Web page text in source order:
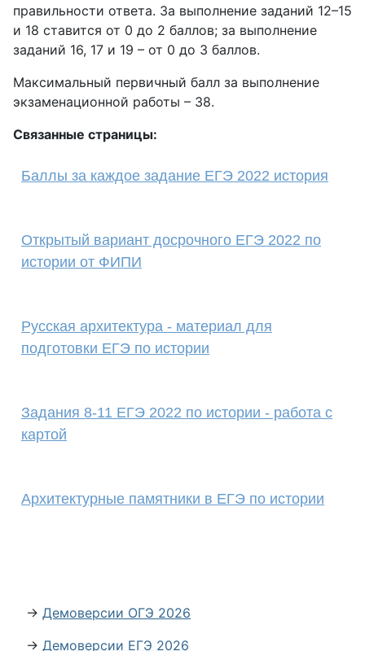
правильности ответа. За выполнение заданий 12–15
и 18 ставится от 0 до 2 баллов; за выполнение
заданий 16, 17 и 19 – от 0 до 3 баллов.
Максимальный первичный балл за выполнение
экзаменационной работы – 38.
Связанные страницы:
Баллы за каждое задание ЕГЭ 2022 история
Открытый вариант досрочного ЕГЭ 2022 по
истории от ФИПИ
Русская архитектура - материал для
подготовки ЕГЭ по истории
Задания 8-11 ЕГЭ 2022 по истории - работа с
картой
Архитектурные памятники в ЕГЭ по истории
→ Демоверсии ОГЭ 2026
→ Демоверсии ЕГЭ 2026